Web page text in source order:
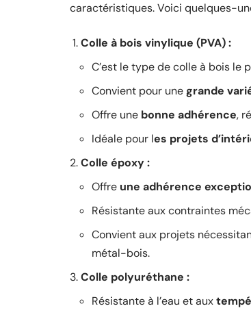
caractéristiques. Voici quelques-
Colle à bois vinylique (PVA) :
C’est le type de colle à bois le
Convient pour unegrande
Offre une bonne adhérence,
Idéale pour les projets
Colle époxy :
Offre une adhérence
Résistante aux contraintes
Convient aux projets
métal-bois.
Colle polyuréthane :
Résistante à l’eau et aux